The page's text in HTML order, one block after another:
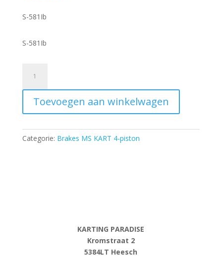
S-581Ib
S-581Ib
brake
hose
460
-
Toevoegen aan winkelwagen
Categorie: Brakes MS KART 4-piston
KARTING PARADISE
Kromstraat 2
5384LT Heesch